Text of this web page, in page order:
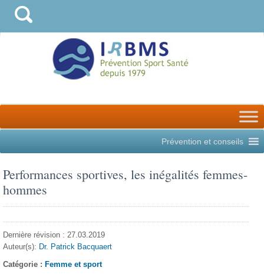
Prévention et conseils
Performances sportives, les inégalités femmes-
hommes
Dernière révision : 27.03.2019
Auteur(s): Dr. Patrick Bacquaert
Catégorie : Femme et sport